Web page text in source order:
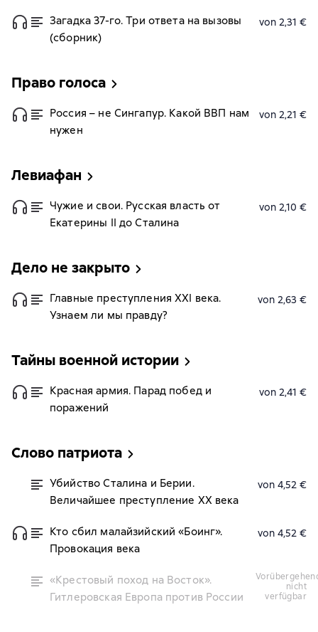
Загадка 37-го. Три ответа на вызовы
(сборник)
von 2,31 €
Право голоса
Россия – не Сингапур. Какой ВВП нам
нужен
von 2,21 €
Левиафан
Чужие и свои. Русская власть от
Екатерины II до Сталина
von 2,10 €
Дело не закрыто
Главные преступления XXI века.
Узнаем ли мы правду?
von 2,63 €
Тайны военной истории
Красная армия. Парад побед и
поражений
von 2,41 €
Слово патриота
Убийство Сталина и Берии.
Величайшее преступление XX века
von 4,52 €
Кто сбил малайзийский «Боинг».
Провокация века
von 4,52 €
«Крестовый поход на Восток».
Гитлеровская Европа против России
vorübergehend
nicht
verfügbar